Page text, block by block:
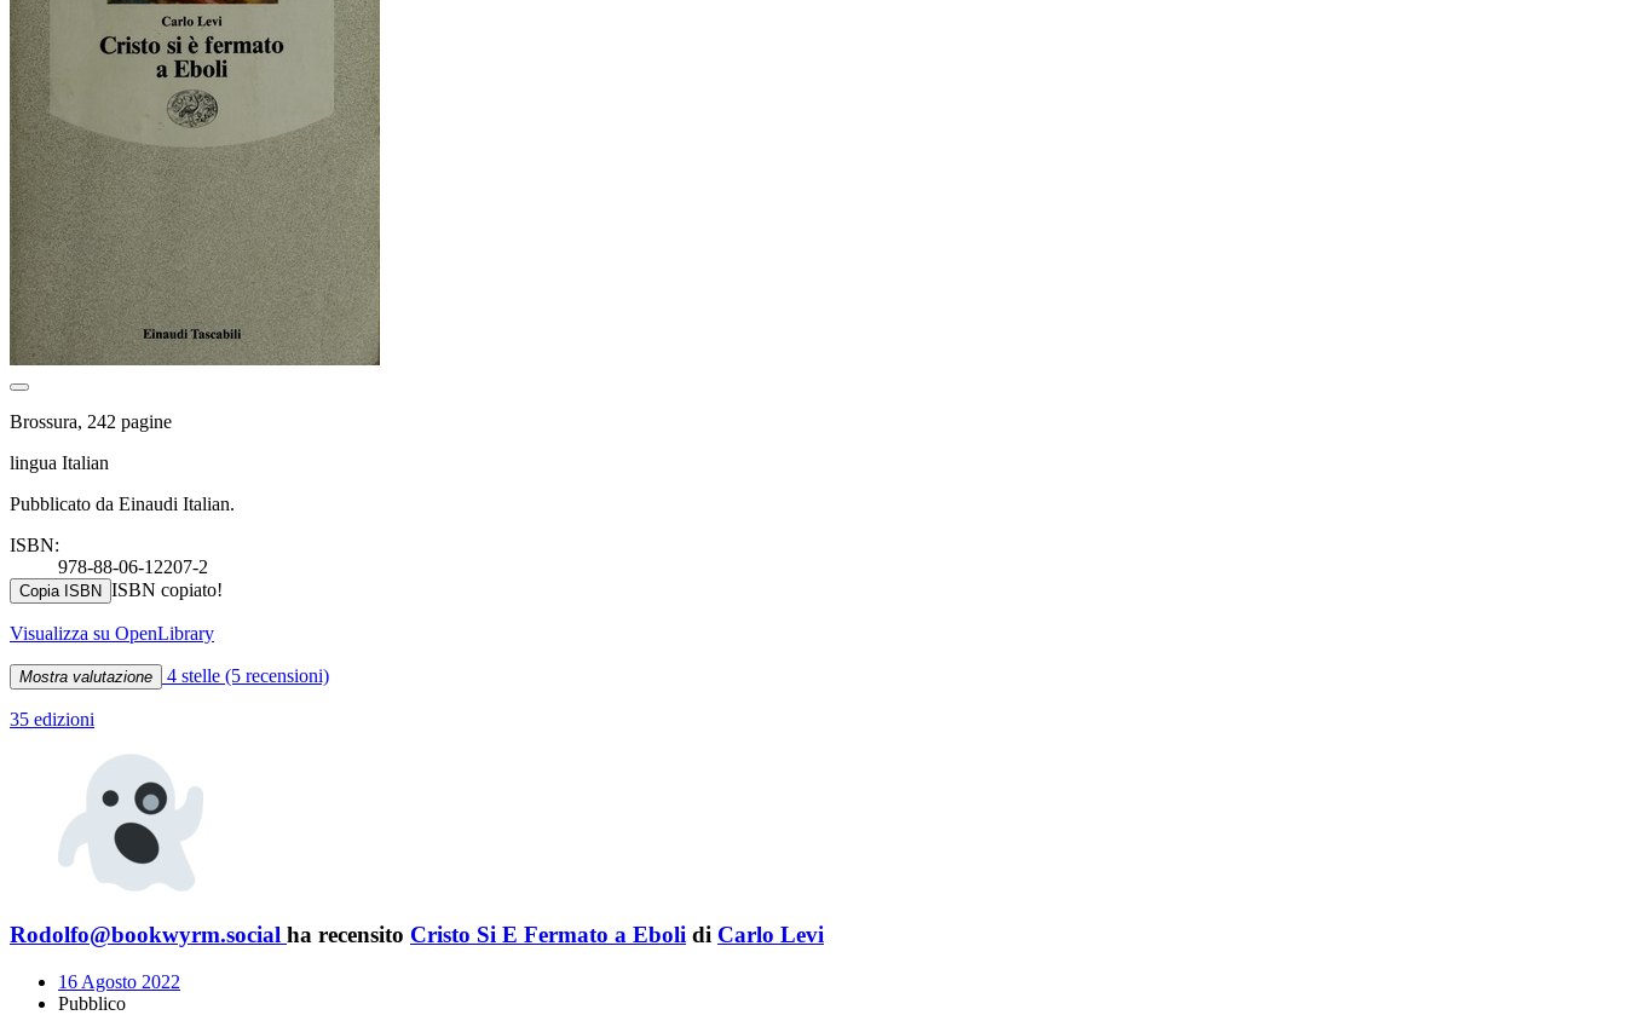
Brossura, 242 pagine
lingua Italian
Pubblicato da Einaudi Italian.
ISBN:
978-88-06-12207-2
Copia ISBN ISBN copiato!
Visualizza su OpenLibrary
Mostra valutazione 4 stelle (5 recensioni)
35 edizioni
Rodolfo@bookwyrm.social ha recensito Cristo Si E Fermato a Eboli di Carlo Levi
16 Agosto 2022
Pubblico